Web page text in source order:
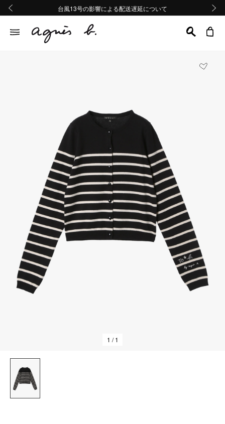
熊本地域地震の影響による配送遅延について
Summer Sale 2buy10%OFF!!
台風13号の影響による配送遅延について
熊本地域地震の影響による配送遅延について
Summer Sale 2buy10%OFF!!
1 / 1